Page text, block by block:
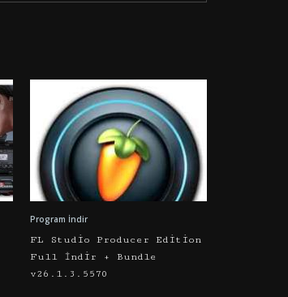
Program İndir
FL Studio Producer Edition
Full İndir + Bundle
v26.1.3.5570